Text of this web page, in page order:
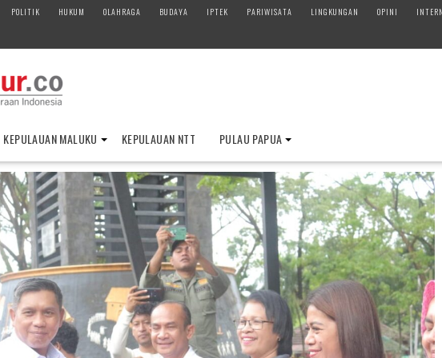
POLITIK HUKUM OLAHRAGA BUDAYA IPTEK PARIWISATA LINGKUNGAN OPINI
KEPULAUAN MALUKU KEPULAUAN NTT PULAU PAPUA